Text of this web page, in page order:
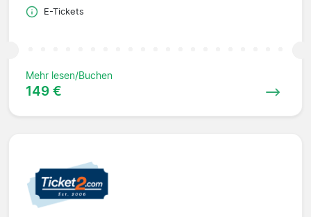
E-Tickets
Mehr lesen/Buchen
149 €